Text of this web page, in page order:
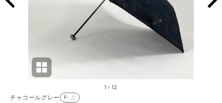
チャコールグレー F: △
1 / 12